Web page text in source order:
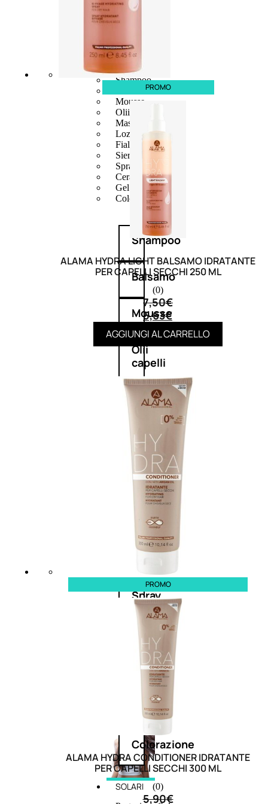
CAPELLI
Shampoo
Balsamo
Mousse
Olii Capelli
Maschere
Lozioni
Fiale
Sieri e Cristalli
Spray
Cera e Crema
Gel Capelli
Colorazione
Shampoo
Balsamo
Mousse
Olii
capelli
Maschere
Lozioni
Fiale
Sieri
e
cristalli
Spray
Cera
crema
capelli
Colorazione
SOLARI
PROMO
ALAMA HYDRA LIGHT BALSAMO IDRATANTE
PER CAPELLI SECCHI 250 ML
(0)
7,50€
5,63€
AGGIUNGI AL CARRELLO
PROMO
ALAMA HYDRA CONDITIONER IDRATANTE
PER CAPELLI SECCHI 300 ML
(0)
5,90€